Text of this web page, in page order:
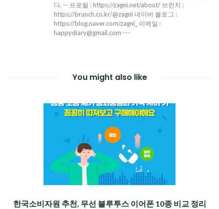
다. -- 프로필 : https://zagni.net/about/ 브런치 :
https://brunch.co.kr/@zagni 네이버 블로그 :
https://blog.naver.com/zagni_ 이메일 :
happydiary@gmail.com ---
You might also like
한국소비자원 추천, 무선 블루투스 이어폰 10종 비교 정리